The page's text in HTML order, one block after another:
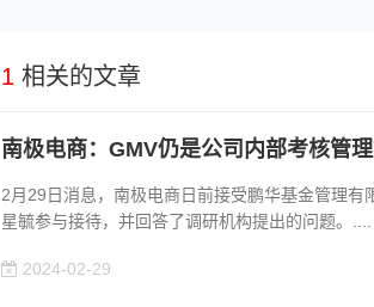
1 相关的文章
南极电商：GMV仍是公司内部考核管
2月29日消息，南极电商日前接受鹏华基金管理
星毓参与接待，并回答了调研机构提出的问题。....
2024-02-29